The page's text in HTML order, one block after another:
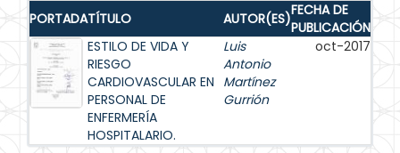
PORTADATÍTULO AUTOR(ES)FECHA DE
PUBLICACIÓN
ESTILO DE VIDA Y
RIESGO
CARDIOVASCULAR EN
PERSONAL DE
ENFERMERÍA
HOSPITALARIO.
Luis
Antonio
Martínez
Gurrión
oct-2017